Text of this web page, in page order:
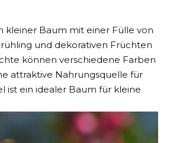
kleiner Baum mit einer Fülle von
und dekorativen Früchten
können verschiedene Farben
attraktive Nahrungsquelle für
ist ein idealer Baum für kleine